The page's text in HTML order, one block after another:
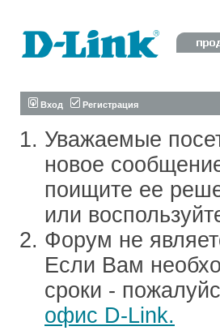
Вход Регистрация
Уважаемые
новое
поищите ее
или
Форум не
Если Вам
сроки -
офис D-Link.